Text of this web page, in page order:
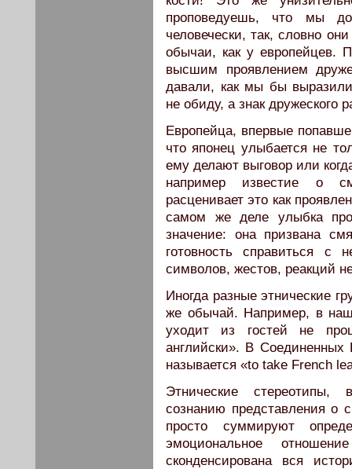
проповедуешь, что мы
человечески, так, словно
обычаи, как у европейцев.
высшим проявлением
давали, как мы бы
не обиду, а знак дружеского
Европейца, впервые
что японец улыбается не
ему делают выговор или
например известие о
расценивает это как
самом же деле улыбка
значение: она призвана
готовность справиться
символов, жестов, реакций
Иногда разные этнические
же обычай. Например, в
уходит из гостей не
английски». В
называется «to take French
Этнические
сознанию представления о
просто суммируют
эмоциональное
сконденсирована вся